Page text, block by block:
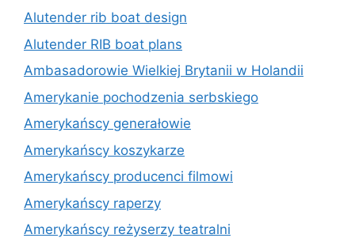
Alutender rib boat design
Alutender RIB boat plans
Ambasadorowie Wielkiej Brytanii w Holandii
Amerykanie pochodzenia serbskiego
Amerykańscy generałowie
Amerykańscy koszykarze
Amerykańscy producenci filmowi
Amerykańscy raperzy
Amerykańscy reżyserzy teatralni